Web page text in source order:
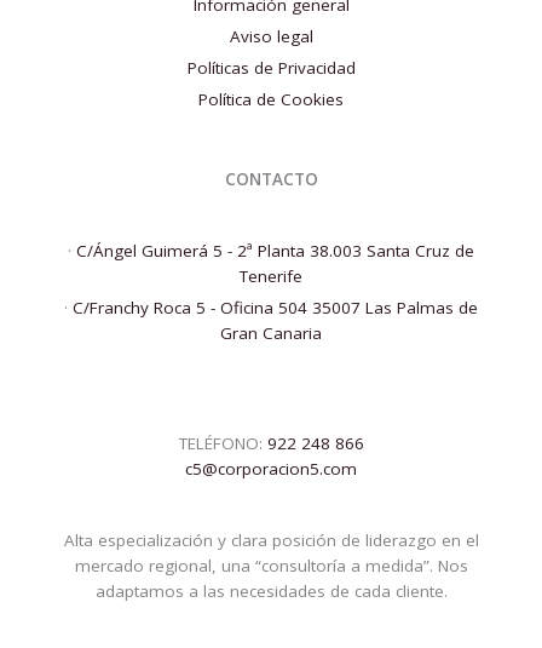
Información general
Aviso legal
Políticas de Privacidad
Política de Cookies
CONTACTO
· C/Ángel Guimerá 5 - 2ª Planta 38.003 Santa Cruz de
Tenerife
· C/Franchy Roca 5 - Oficina 504 35007 Las Palmas de
Gran Canaria
TELÉFONO: 922 248 866
c5@corporacion5.com
Alta especialización y clara posición de liderazgo en el
mercado regional, una “consultoría a medida”. Nos
adaptamos a las necesidades de cada cliente.